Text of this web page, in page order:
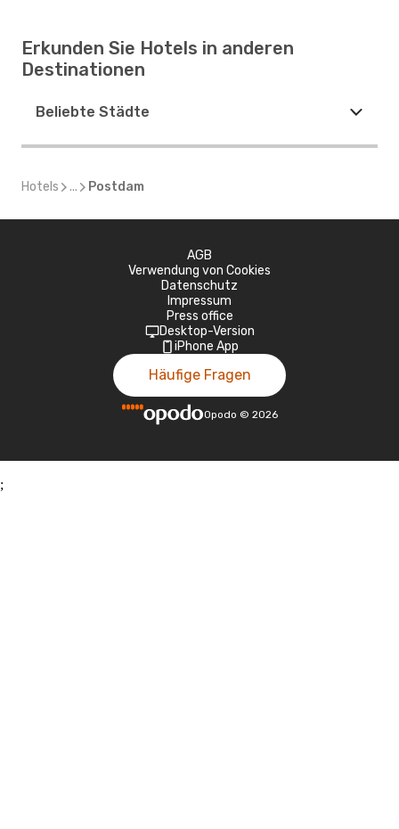
Erkunden Sie Hotels in anderen
Destinationen
Beliebte Städte
Hotels ... Postdam
AGB
Verwendung von Cookies
Datenschutz
Impressum
Press office
Desktop-Version
iPhone App
Häufige Fragen
Opodo © 2026
;